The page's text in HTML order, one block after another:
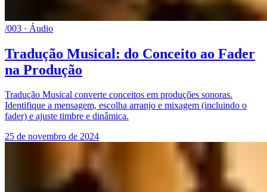
/003 · Áudio
Tradução Musical: do Conceito ao Fader
na Produção
Tradução Musical converte conceitos em produções sonoras.
Identifique a mensagem, escolha arranjo e mixagem (incluindo o
fader) e ajuste timbre e dinâmica.
25 de novembro de 2024